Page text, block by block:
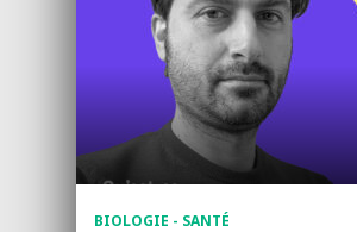
BIOLOGIE - SANTÉ